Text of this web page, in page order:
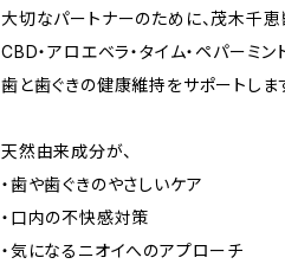
大切なパートナーのために、茂木千
CBD・アロエベラ・タイム・ペパーミ
歯と歯ぐきの健康維持をサポートしま
天然由来成分が、
・歯や歯ぐきのやさしいケア
・口内の不快感対策
・気になるニオイへのアプローチ